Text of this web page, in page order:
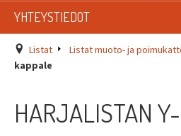
LISTAT
SADEVESIJÄRJESTELMÄT
TIKASTUOTTEET
YHTEYSTIEDOT
Listat Listat muoto- ja
kappale
HARJALISTAN